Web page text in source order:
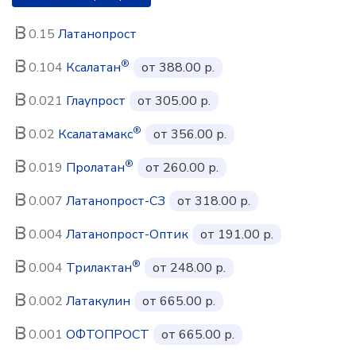
0.15 Латанопрост
0.104 Ксалатан®
от 388.00 р.
0.021 Глаупрост
от 305.00 р.
0.02 Ксалатамакс®
от 356.00 р.
0.019 Пролатан®
от 260.00 р.
0.007 Латанопрост-СЗ
от 318.00 р.
0.004 Латанопрост-Оптик
от 191.00 р.
0.004 Трилактан®
от 248.00 р.
0.002 Латакулин
от 665.00 р.
0.001 ОФТОПРОСТ от 665.00 р.